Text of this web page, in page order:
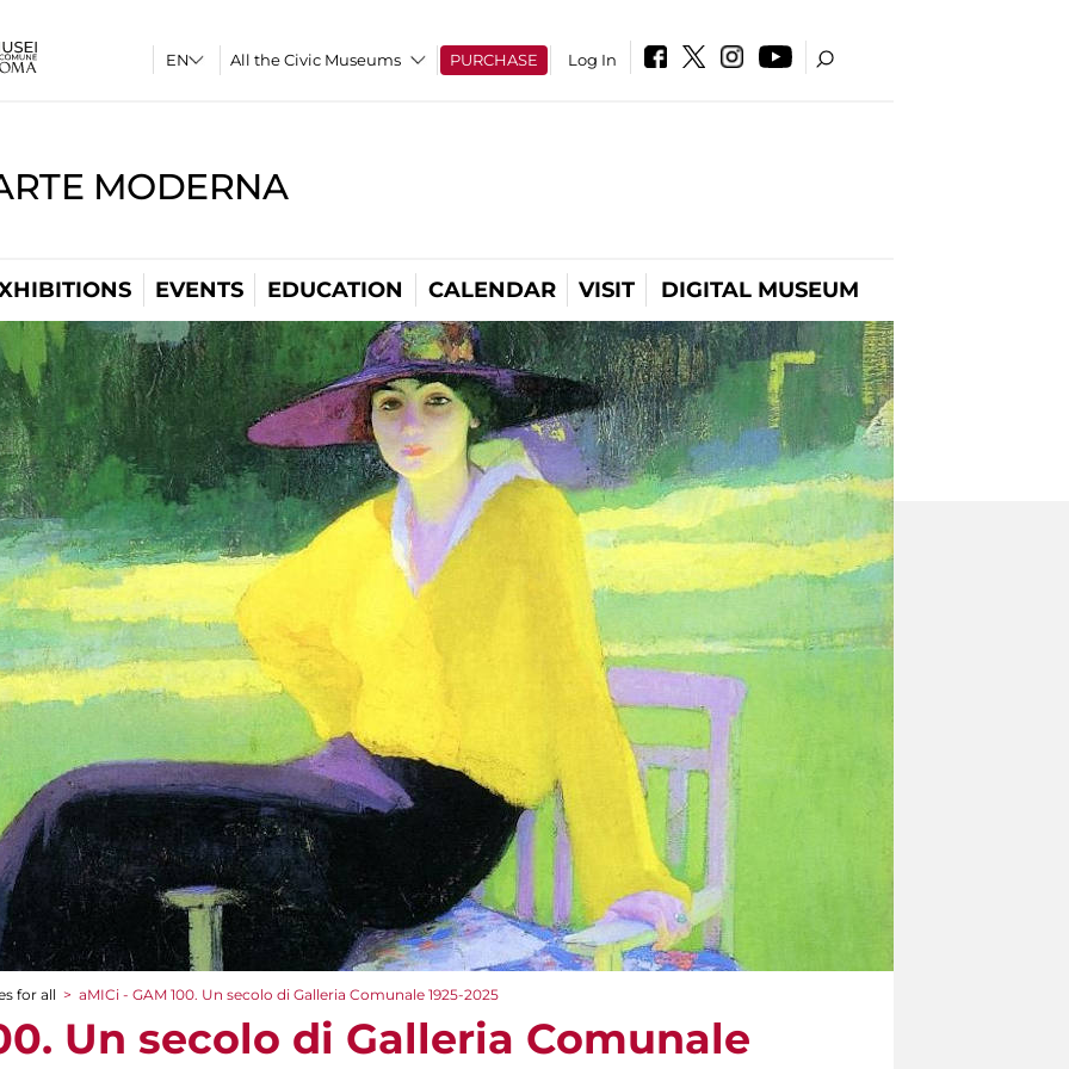
All the Civic Museums PURCHASE Log In
MODERNA
EVENTS EDUCATION CALENDAR VISIT DIGITAL MUSEUM
for all > aMICi - GAM 100. Un secolo di Galleria Comunale 1925-2025
Un secolo di Galleria Comunale